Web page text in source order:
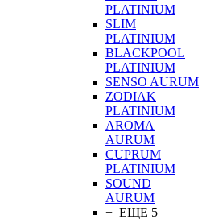
PLATINIUM
SLIM
PLATINIUM
BLACKPOOL
PLATINIUM
SENSO AURUM
ZODIAK
PLATINIUM
AROMA
AURUM
CUPRUM
PLATINIUM
SOUND
AURUM
+ ЕЩЕ 5